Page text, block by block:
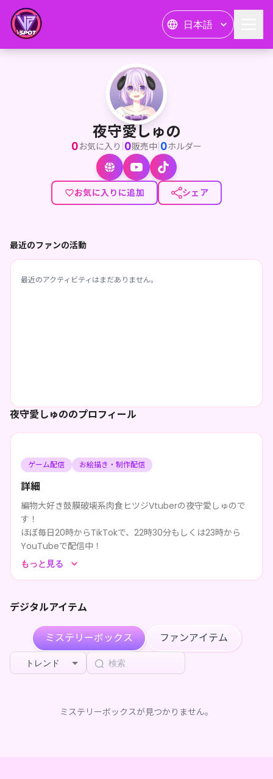
日本語
夜守愛しゅの
<p>編物大好き鼓膜破壊系肉食ヒツジVtuberの夜守愛しゅ
夜守愛しゅの
0お気に入り |0販売中|0ホルダー
お気に入りに追加 シェア
夜守愛しゅののプロフィール
ゲーム配信 お絵描き・制作配信
詳細
編物大好き鼓膜破壊系肉食ヒツジVtuberの夜守愛しゅので
す！
ほぼ毎日20時からTikTokで、22時30分もしくは23時から
YouTubeで配信中！
ゲーム配信メインに編物配信やお絵描き配信、歌枠もやって
楽しい時間をキミと共有したい！ぜひ1度配信に遊びに来て
ね！
もっと見る
デジタルアイテム
ミステリーボックス ファンアイテム
トレンド
ミステリーボックスが見つかりません。
最近のファンの活動
最近のアクティビティはまだありません。